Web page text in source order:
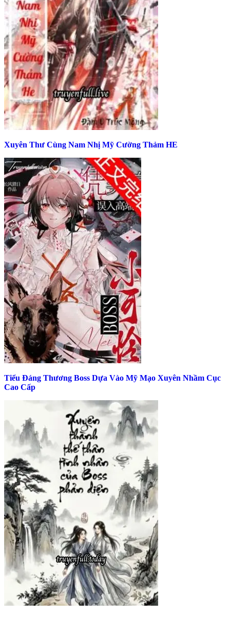
Xuyên Thư Cùng Nam Nhị Mỹ Cường Thảm HE
Tiểu Đáng Thương Boss Dựa Vào Mỹ Mạo Xuyên Nhầm Cục
Cao Cấp